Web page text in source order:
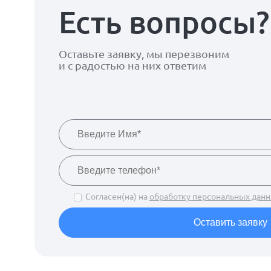
Есть вопросы?
Оставьте заявку, мы перезвоним
и с радостью на них ответим
Согласен(на) на обработку персональных
Оставить заявку